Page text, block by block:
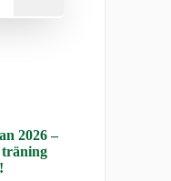
2026 –